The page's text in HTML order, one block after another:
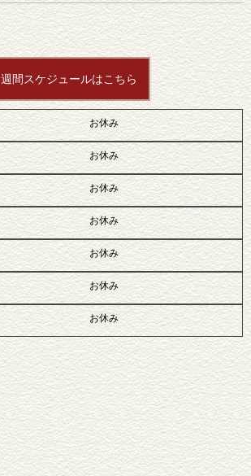
週間スケジュールはこちら
お休み
お休み
お休み
お休み
お休み
お休み
お休み